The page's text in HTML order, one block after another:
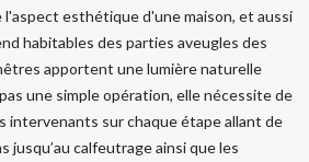
esthétique d'une maison, et aussi
habitables des parties aveugles des
apportent une lumière naturelle
une simple opération, elle nécessite de
intervenants sur chaque étape allant de
jusqu’au calfeutrage ainsi que les